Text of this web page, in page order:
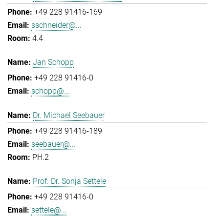
+49 228 91416-169
sschneider@...
4.4
Jan Schopp
+49 228 91416-0
schopp@...
Dr. Michael Seebauer
+49 228 91416-189
seebauer@...
PH.2
Prof. Dr. Sonja Settele
+49 228 91416-0
settele@...